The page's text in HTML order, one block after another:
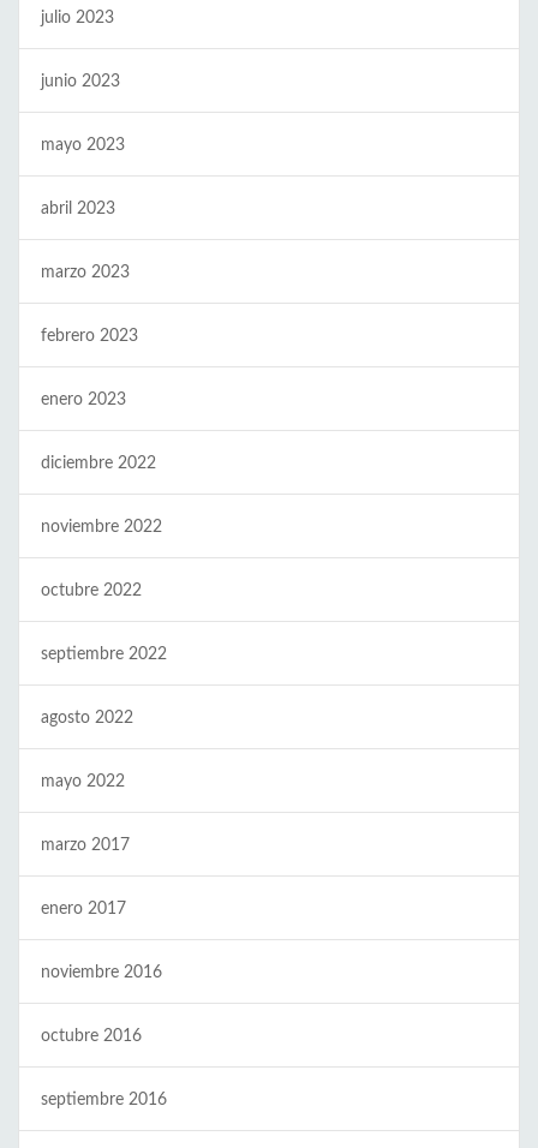
julio 2023
junio 2023
mayo 2023
abril 2023
marzo 2023
febrero 2023
enero 2023
diciembre 2022
noviembre 2022
octubre 2022
septiembre 2022
agosto 2022
mayo 2022
marzo 2017
enero 2017
noviembre 2016
octubre 2016
septiembre 2016